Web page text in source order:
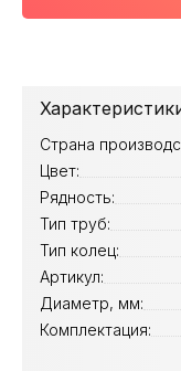
Страна
Цвет:
Рядность:
Тип труб:
Тип колец:
Артикул:
Диаметр, мм:
Комплектация: